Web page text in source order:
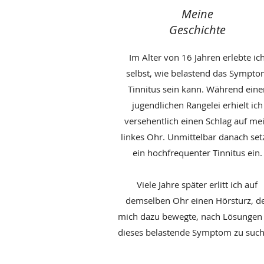
Im Alter von 16 Jahren erlebte ich
selbst, wie belastend das
Tinnitus sein kann. Während
jugendlichen Rangelei erhielt ich
versehentlich einen Schlag auf
linkes Ohr. Unmittelbar danach
ein hochfrequenter Tinnitus ein.
Viele Jahre später erlitt ich auf
demselben Ohr einen Hörsturz,
mich dazu bewegte, nach
dieses belastende Symptom zu
Meine
Geschichte